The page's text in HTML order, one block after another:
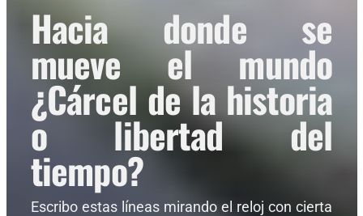
Hacia donde se
mueve el mundo
¿Cárcel de la historia
o libertad del
tiempo?
Escribo estas líneas mirando el reloj con cierta